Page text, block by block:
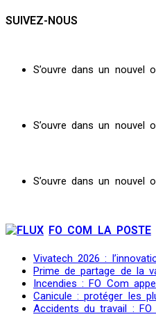
SUIVEZ-NOUS
S’ouvre dans un nouvel
S’ouvre dans un nouvel
S’ouvre dans un nouvel
FO COM LA POSTE
Vivatech 2026 :
Prime de partage de la
Incendies : FO Com
Canicule : protéger les
Accidents du travail :